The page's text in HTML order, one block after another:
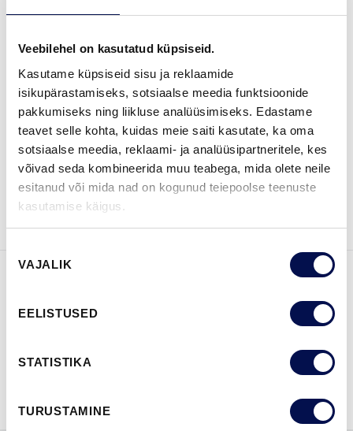
Veebilehel on kasutatud küpsiseid.
Kasutame küpsiseid sisu ja reklaamide
isikupärastamiseks, sotsiaalse meedia funktsioonide
pakkumiseks ning liikluse analüüsimiseks. Edastame
teavet selle kohta, kuidas meie saiti kasutate, ka oma
sotsiaalse meedia, reklaami- ja analüüsipartneritele, kes
võivad seda kombineerida muu teabega, mida olete neile
esitanud või mida nad on kogunud teiepoolse teenuste
kasutamise käigus.
valik
VAJALIK
EELISTUSED
STATISTIKA
TURUSTAMINE
LEIA EDASIMÜÜJA
VAATA
BROŠÜÜRE
Võta meiega